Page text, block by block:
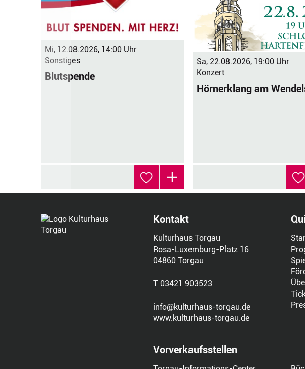
Mi, 12.08.2026, 14:00 Uhr
Sonstiges
Blutspende
Sa, 22.08.2026, 19:00 Uhr
Konzert
Hörnerklang am
Kontakt
Kulturhaus Torgau
Rosa-Luxemburg-Platz 16
04860 Torgau
T 03421 903523
info@kulturhaus-torgau.de
www.kulturhaus-torgau.de
Vorverkaufsstellen